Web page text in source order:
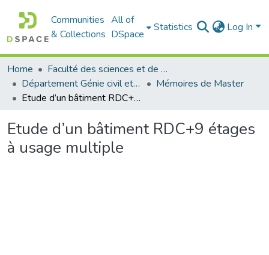
Communities
& Collections
All of
DSpace
Statistics Log In
Home
Faculté des sciences et de la technologie
Département Génie civil et Architecture
Mémoires de Master
Etude d’un bâtiment RDC+9 étages à usage multiple
Etude d’un bâtiment RDC+9 étages
à usage multiple